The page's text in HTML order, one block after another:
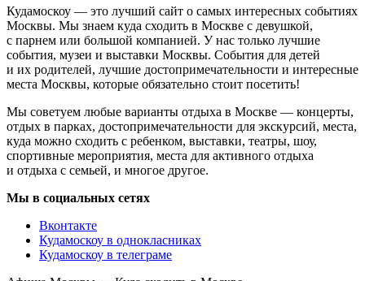
Кудамоскоу — это лучший сайт о самых интересных событиях
Москвы. Мы знаем куда сходить в Москве с девушкой,
с парнем или большой компанией. У нас только лучшие
события, музеи и выставки Москвы. События для детей
и их родителей, лучшие достопримечательности и интересные
места Москвы, которые обязательно стоит посетить!
Мы советуем любые варианты отдыха в Москве — концерты,
отдых в парках, достопримечательности для экскурсий, места,
куда можно сходить с ребенком, выставки, театры, шоу,
спортивные мероприятия, места для активного отдыха
и отдыха с семьей, и многое другое.
Мы в социальных сетях
Вконтакте
Кудамоскоу в однокласниках
Кудамоскоу в телеграме